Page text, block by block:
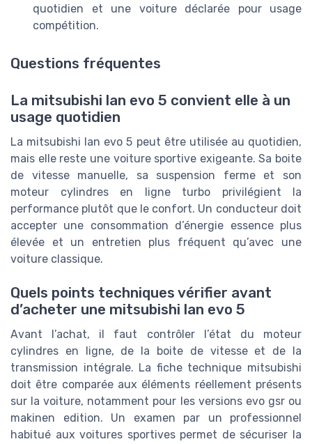
quotidien et une voiture déclarée pour usage
compétition.
Questions fréquentes
La mitsubishi lan evo 5 convient elle à un
usage quotidien
La mitsubishi lan evo 5 peut être utilisée au quotidien,
mais elle reste une voiture sportive exigeante. Sa boite
de vitesse manuelle, sa suspension ferme et son
moteur cylindres en ligne turbo privilégient la
performance plutôt que le confort. Un conducteur doit
accepter une consommation d’énergie essence plus
élevée et un entretien plus fréquent qu’avec une
voiture classique.
Quels points techniques vérifier avant
d’acheter une mitsubishi lan evo 5
Avant l’achat, il faut contrôler l’état du moteur
cylindres en ligne, de la boite de vitesse et de la
transmission intégrale. La fiche technique mitsubishi
doit être comparée aux éléments réellement présents
sur la voiture, notamment pour les versions evo gsr ou
makinen edition. Un examen par un professionnel
habitué aux voitures sportives permet de sécuriser la